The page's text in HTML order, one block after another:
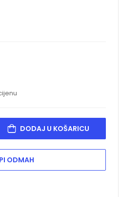
DODAJ U KOŠARICU
ODMAH